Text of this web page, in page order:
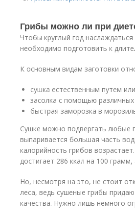
Грибы можно ли при
Чтобы круглый год
необходимо подготовить к
К основным видам заготовки
сушка естественным путем
засолка с помощью
быстрая заморозка в
Сушке можно подвергать любые
выпаривается большая часть
калорийность грибов
достигает 286 ккал на 100
Но, несмотря на это, не стоит
леса, ведь сушеные грибы
качества. Нужно лишь немного